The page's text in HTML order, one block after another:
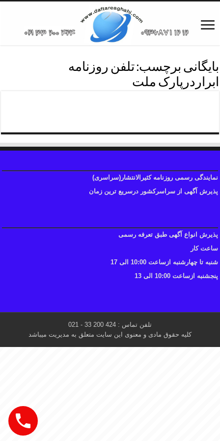
بایگانی برچسب:تلفن روزنامه
ابراردرپارک ملت
نمایندگی رسمی روزنامه کثیرالانتشار(سراسری)
پذیرش آگهی از سراسرکشور درسریع ترین زمان
پذیرش انواع آگهی طبق تعرفه رسمی
ساعت کار
شنبه تا چهارشنبه ازساعت 10:00 الی 17
پنجشنبه ازساعت 10:00 الی 13
تلفن تماس : 424 200 33 - 021
کلیه حقوق مادی و معنوی این سایت متعلق به مدیریت میباشد